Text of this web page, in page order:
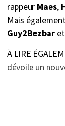
rappeur Maes,
Mais également
Guy2Bezbar et
À LIRE
dévoile un